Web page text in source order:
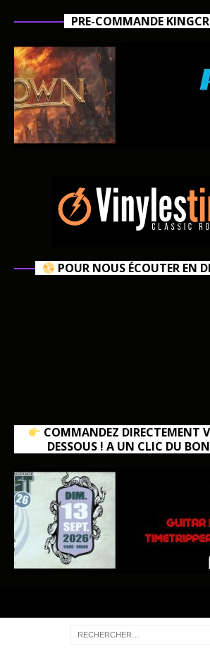
PRE-COMMANDE
POUR NOUS ÉCOUTER EN
COMMANDEZ DIRECTEMENT
DESSOUS ! A UN CLIC DU